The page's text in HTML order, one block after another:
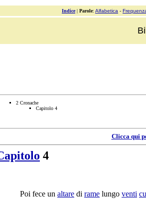
Indice| Parole: Alfabetica -
2 Cronache
Capitolo 4
Clicca qui
4
Poi fece un altare di rame lungo venti